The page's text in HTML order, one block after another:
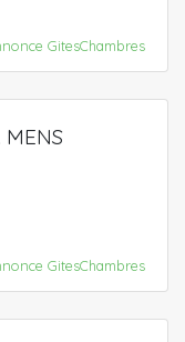
GitesChambres
MENS
GitesChambres